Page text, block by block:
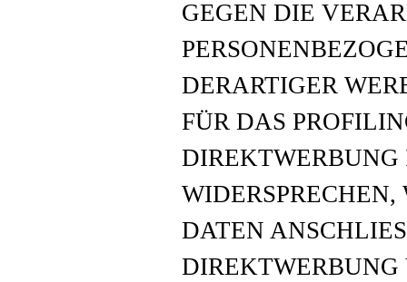
GEGEN DIE
DERARTIGER
FÜR DAS
DATEN
DIREKTWERBUNG